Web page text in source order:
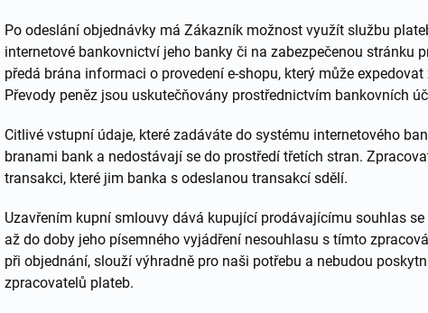
Po odeslání objednávky má Zákazník možnost využít službu
internetové bankovnictví jeho banky či na zabezpečenou stránku
předá brána informaci o provedení e-shopu, který může
Převody peněz jsou uskutečňovány prostřednictvím bankovních
Citlivé vstupní údaje, které zadáváte do systému internetového
branami bank a nedostávají se do prostředí třetích stran.
transakci, které jim banka s odeslanou transakcí sdělí.
Uzavřením kupní smlouvy dává kupující prodávajícímu souhlas
až do doby jeho písemného vyjádření nesouhlasu s tímto
při objednání, slouží výhradně pro naši potřebu a nebudou
zpracovatelů plateb.